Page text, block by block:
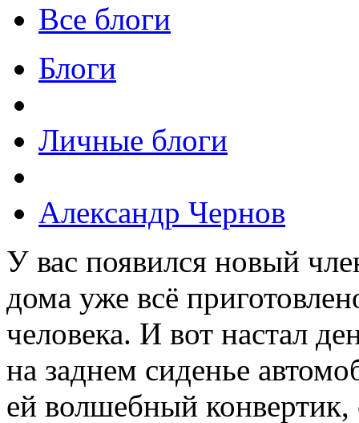
Все блоги
Блоги
Личные блоги
Александр Чернов
У вас появился новый
дома уже всё
человека. И вот настал
на заднем сиденье
ей волшебный